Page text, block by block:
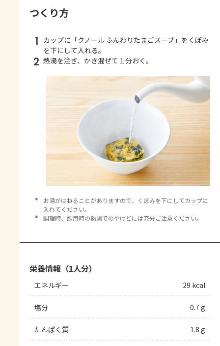
つくり方
1 カップに「クノール ふんわりたまごスープ」をくぼみ
を下にして入れる。
2 熱湯を注ぎ、かき混ぜて１分おく。
＊
お湯がはねることがありますので、くぼみを下にしてカップに
入れてください。
＊
調理時、飲用時の熱湯でのやけどには充分ご注意ください。
栄養情報（1人分）
エネルギー 29 kcal
塩分 0.7 g
たんぱく質 1.8 g